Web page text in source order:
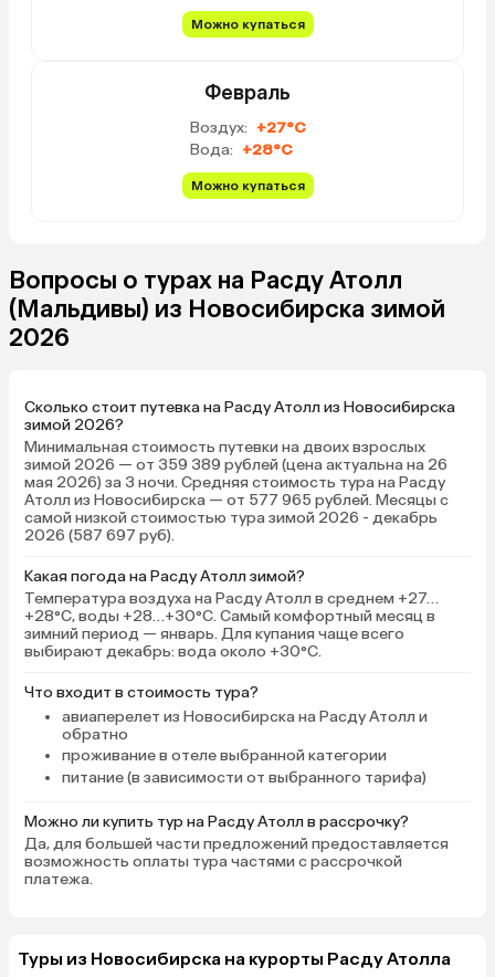
Можно купаться
Февраль
Воздух: +27°C
Вода: +28°C
Можно купаться
Вопросы о турах на Расду Атолл
(Мальдивы) из Новосибирска зимой
2026
Сколько стоит путевка на Расду Атолл из Новосибирска
зимой 2026?
Минимальная стоимость путевки на двоих взрослых
зимой 2026 — от 359 389 рублей (цена актуальна на 26
мая 2026) за 3 ночи. Средняя стоимость тура на Расду
Атолл из Новосибирска — от 577 965 рублей. Месяцы с
самой низкой стоимостью тура зимой 2026 - декабрь
2026 (587 697 руб).
Какая погода на Расду Атолл зимой?
Температура воздуха на Расду Атолл в среднем +27…
+28°C, воды +28…+30°C. Самый комфортный месяц в
зимний период — январь. Для купания чаще всего
выбирают декабрь: вода около +30°C.
Что входит в стоимость тура?
авиаперелет из Новосибирска на Расду Атолл и
обратно
проживание в отеле выбранной категории
питание (в зависимости от выбранного тарифа)
Можно ли купить тур на Расду Атолл в рассрочку?
Да, для большей части предложений предоставляется
возможность оплаты тура частями с рассрочкой
платежа.
Туры из Новосибирска на курорты Расду Атолла